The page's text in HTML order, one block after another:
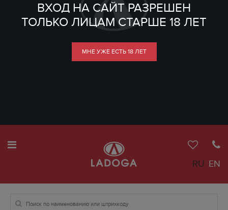
ВХОД НА САЙТ РАЗРЕШЕН
ТОЛЬКО ЛИЦАМ СТАРШЕ 18 ЛЕТ
МНЕ УЖЕ ЕСТЬ 18 ЛЕТ
RU EN